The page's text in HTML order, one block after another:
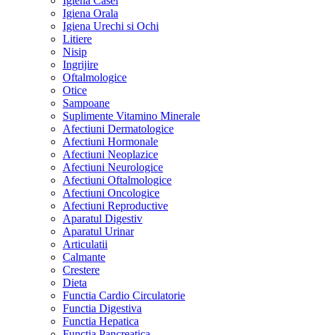
Igiena Orala
Igiena Urechi si Ochi
Litiere
Nisip
Ingrijire
Oftalmologice
Otice
Sampoane
Suplimente Vitamino Minerale
Afectiuni Dermatologice
Afectiuni Hormonale
Afectiuni Neoplazice
Afectiuni Neurologice
Afectiuni Oftalmologice
Afectiuni Oncologice
Afectiuni Reproductive
Aparatul Digestiv
Aparatul Urinar
Articulatii
Calmante
Crestere
Dieta
Functia Cardio Circulatorie
Functia Digestiva
Functia Hepatica